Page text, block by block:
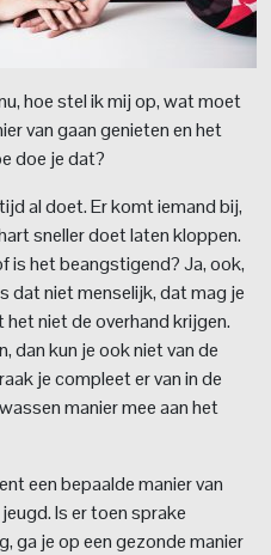
hoe stel ik mij op, wat moet
van gaan genieten en het
doe je dat?
al doet. Er komt iemand bij,
sneller doet laten kloppen.
is het beangstigend? Ja, ook,
dat niet menselijk, dat mag je
niet de overhand krijgen.
dan kun je ook niet van de
je compleet er van in de
manier mee aan het
een bepaalde manier van
Is er toen sprake
ga je op een gezonde manier